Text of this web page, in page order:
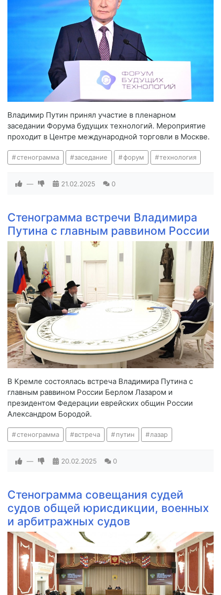
Владимир Путин принял участие в пленарном
заседании Форума будущих технологий. Мероприятие
проходит в Центре международной торговли в Москве.
стенограмма заседание форум технология
— 21.02.2025 0
Стенограмма встречи Владимира
Путина с главным раввином России
В Кремле состоялась встреча Владимира Путина с
главным раввином России Берлом Лазаром и
президентом Федерации еврейских общин России
Александром Бородой.
стенограмма встреча путин лазар
— 20.02.2025 0
Стенограмма совещания судей
судов общей юрисдикции, военных
и арбитражных судов